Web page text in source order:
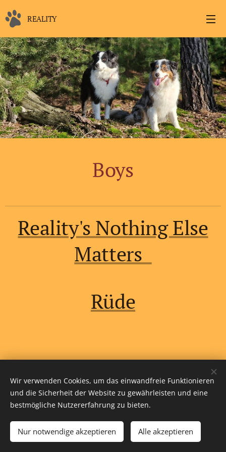
REALITY
Boys
Reality's Nothing Else
Matters
Rüde
Tel.:+49 (0) 170 381 5888
© by Sylvia Böttcher Cookies
Wir verwenden Cookies, um das einwandfreie Funktionieren
und die Sicherheit der Website zu gewährleisten und eine
bestmögliche Nutzererfahrung zu bieten.
Nur notwendige akzeptieren Alle akzeptieren